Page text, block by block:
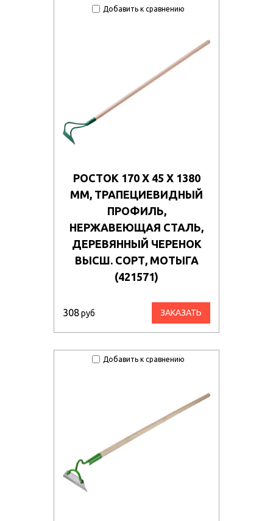
Добавить к сравнению
РОСТОК 170 Х 45 Х 1380
ММ, ТРАПЕЦИЕВИДНЫЙ
ПРОФИЛЬ,
НЕРЖАВЕЮЩАЯ СТАЛЬ,
ДЕРЕВЯННЫЙ ЧЕРЕНОК
ВЫСШ. СОРТ, МОТЫГА
(421571)
308руб ЗАКАЗАТЬ
Добавить к сравнению